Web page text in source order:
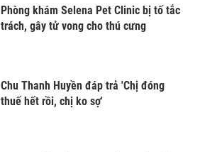
Phòng khám Selena Pet Clinic bị tố tắc
trách, gây tử vong cho thú cưng
Chu Thanh Huyền đáp trả 'Chị đóng
thuế hết rồi, chị ko sợ'